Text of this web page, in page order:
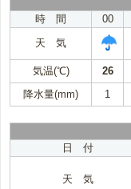
時 間
00
天 気
気温(℃) 26
降水量(mm)
1
日 付
天 気